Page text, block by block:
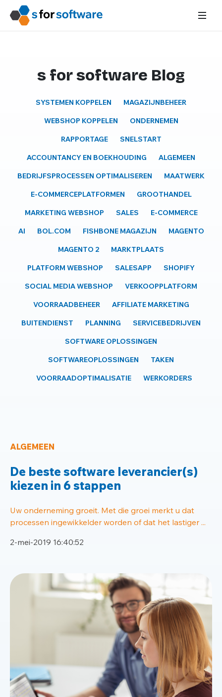
s for software Blog
SYSTEMEN KOPPELEN MAGAZIJNBEHEER
WEBSHOP KOPPELEN ONDERNEMEN
RAPPORTAGE SNELSTART
ACCOUNTANCY EN BOEKHOUDING ALGEMEEN
BEDRIJFSPROCESSEN OPTIMALISEREN MAATWERK
E-COMMERCEPLATFORMEN GROOTHANDEL
MARKETING WEBSHOP SALES E-COMMERCE
AI BOL.COM FISHBONE MAGAZIJN MAGENTO
MAGENTO 2 MARKTPLAATS
PLATFORM WEBSHOP SALESAPP SHOPIFY
SOCIAL MEDIA WEBSHOP VERKOOPPLATFORM
VOORRAADBEHEER AFFILIATE MARKETING
BUITENDIENST PLANNING SERVICEBEDRIJVEN
SOFTWARE OPLOSSINGEN
SOFTWAREOPLOSSINGEN TAKEN
VOORRAADOPTIMALISATIE WERKORDERS
ALGEMEEN
De beste software leverancier(s)
kiezen in 6 stappen
Uw onderneming groeit. Met die groei merkt u dat
processen ingewikkelder worden of dat het lastiger ...
2-mei-2019 16:40:52